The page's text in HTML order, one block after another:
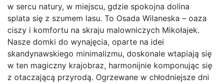
w sercu natury, w miejscu, gdzie spokojna dolina
splata się z szumem lasu. To Osada Wilaneska – oaza
ciszy i komfortu na skraju malowniczych Mikołajek.
Nasze domki do wynajęcia, oparte na idei
skandynawskiego minimalizmu, doskonale wtapiają się
w ten magiczny krajobraz, harmonijnie komponując się
z otaczającą przyrodą. Ogrzewane w chłodniejsze dni